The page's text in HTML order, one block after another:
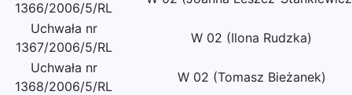
1366/2006/5/RL
Uchwała nr
1367/2006/5/RL
W 02 (Ilona Rudzka)
Uchwała nr
1368/2006/5/RL
W 02 (Tomasz Bieżanek)